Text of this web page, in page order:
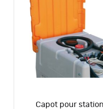
Capot pour